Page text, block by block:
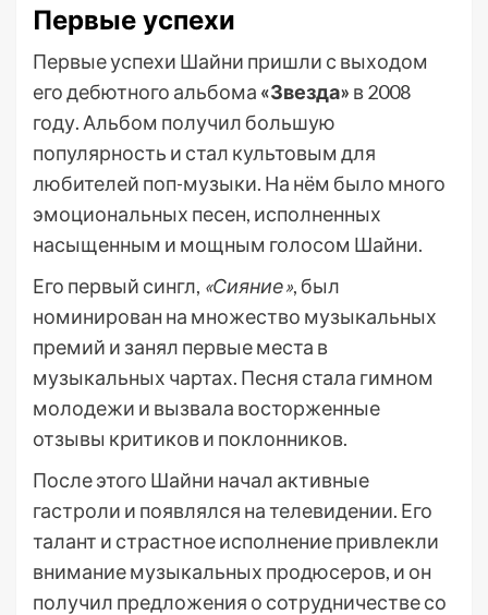
Первые успехи
Первые успехи Шайни пришли с выходом
его дебютного альбома «Звезда» в 2008
году. Альбом получил большую
популярность и стал культовым для
любителей поп-музыки. На нём было много
эмоциональных песен, исполненных
насыщенным и мощным голосом Шайни.
Его первый сингл, «Сияние», был
номинирован на множество музыкальных
премий и занял первые места в
музыкальных чартах. Песня стала гимном
молодежи и вызвала восторженные
отзывы критиков и поклонников.
После этого Шайни начал активные
гастроли и появлялся на телевидении. Его
талант и страстное исполнение привлекли
внимание музыкальных продюсеров, и он
получил предложения о сотрудничестве со